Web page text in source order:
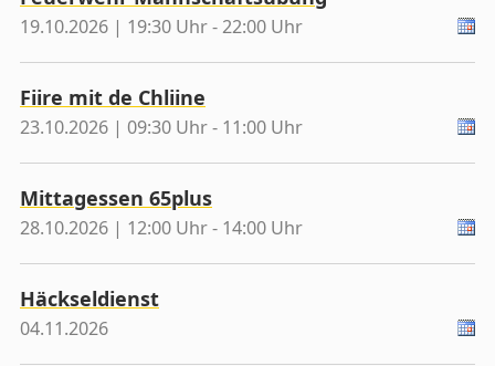
19.10.2026 | 19:30 Uhr - 22:00 Uhr
Fiire mit de Chliine
23.10.2026 | 09:30 Uhr - 11:00 Uhr
Mittagessen 65plus
28.10.2026 | 12:00 Uhr - 14:00 Uhr
Häckseldienst
04.11.2026